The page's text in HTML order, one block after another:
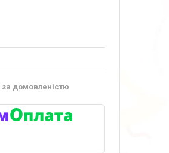
за домовленістю